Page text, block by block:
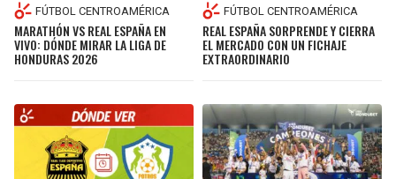
FÚTBOL CENTROAMÉRICA
MARATHÓN VS REAL ESPAÑA EN
VIVO: DÓNDE MIRAR LA LIGA DE
HONDURAS 2026
FÚTBOL CENTROAMÉRICA
REAL ESPAÑA SORPRENDE Y CIERRA
EL MERCADO CON UN FICHAJE
EXTRAORDINARIO